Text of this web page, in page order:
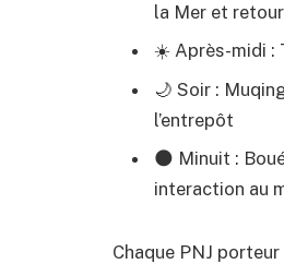
la Mer et
☀️ Après-midi :
🌙 Soir :
l’entrepôt
🌑 Minuit :
interaction au
Chaque PNJ